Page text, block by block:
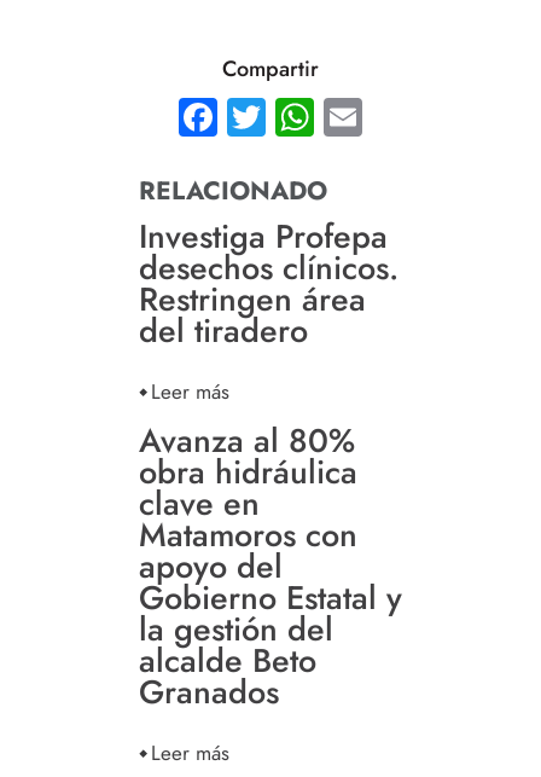
Compartir
Facebook
TwitterWhatsApp
RELACIONADO
Investiga Profepa
desechos clínicos.
Restringen área
del tiradero
Leer más
Avanza al 80%
obra hidráulica
clave en
Matamoros con
apoyo del
Gobierno Estatal y
la gestión del
alcalde Beto
Granados
Leer más